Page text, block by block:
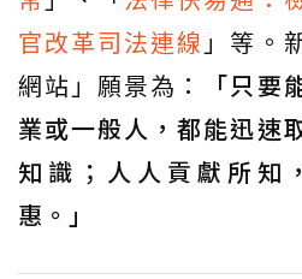
官改革司法連線 」等。
網站」願景為：
「只要
業或一般人，都能迅速
知識；人人貢獻所知
惠。」